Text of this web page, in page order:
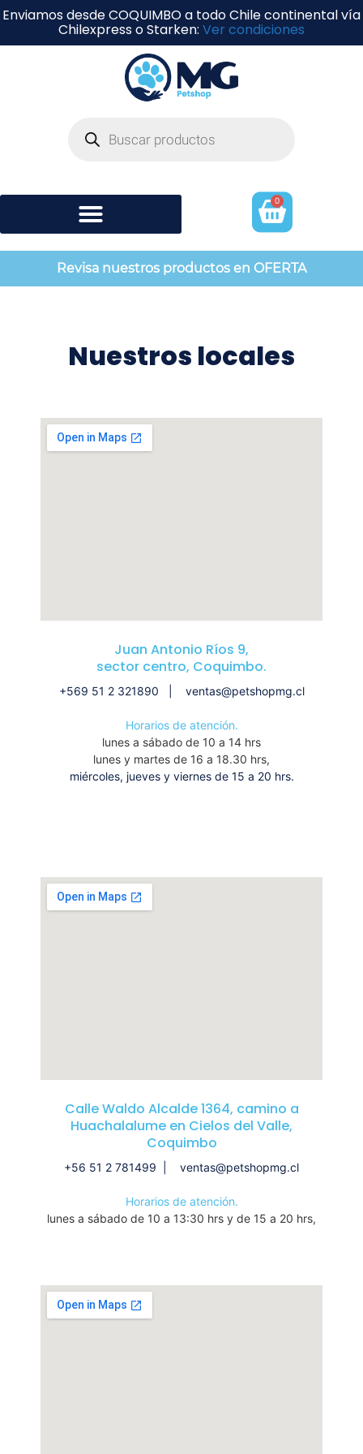
Enviamos desde COQUIMBO a todo Chile continental vía
Chilexpress o Starken: Ver condiciones
0
Revisa nuestros productos en OFERTA
Nuestros locales
Juan Antonio Ríos 9,
sector centro, Coquimbo.
+569 51 2 321890 | ventas@petshopmg.cl
Horarios de atención.
lunes a sábado de 10 a 14 hrs
lunes y martes de 16 a 18.30 hrs,
miércoles, jueves y viernes de 15 a 20 hrs.
Calle Waldo Alcalde 1364, camino a
Huachalalume en Cielos del Valle,
Coquimbo
+56 51 2 781499 | ventas@petshopmg.cl
Horarios de atención.
lunes a sábado de 10 a 13:30 hrs y de 15 a 20 hrs,